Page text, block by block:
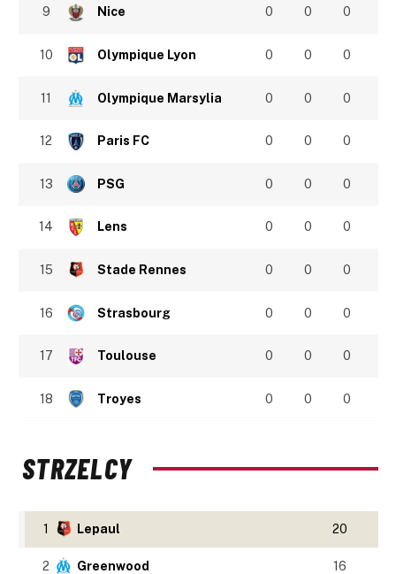
9 Nice 0 0 0
10 Olympique Lyon 0 0 0
11 Olympique Marsylia 0 0 0
12 Paris FC 0 0 0
13 PSG 0 0 0
14 Lens 0 0 0
15 Stade Rennes 0 0 0
16 Strasbourg 0 0 0
17 Toulouse 0 0 0
18 Troyes 0 0 0
STRZELCY
1 Lepaul 20
2 Greenwood 16